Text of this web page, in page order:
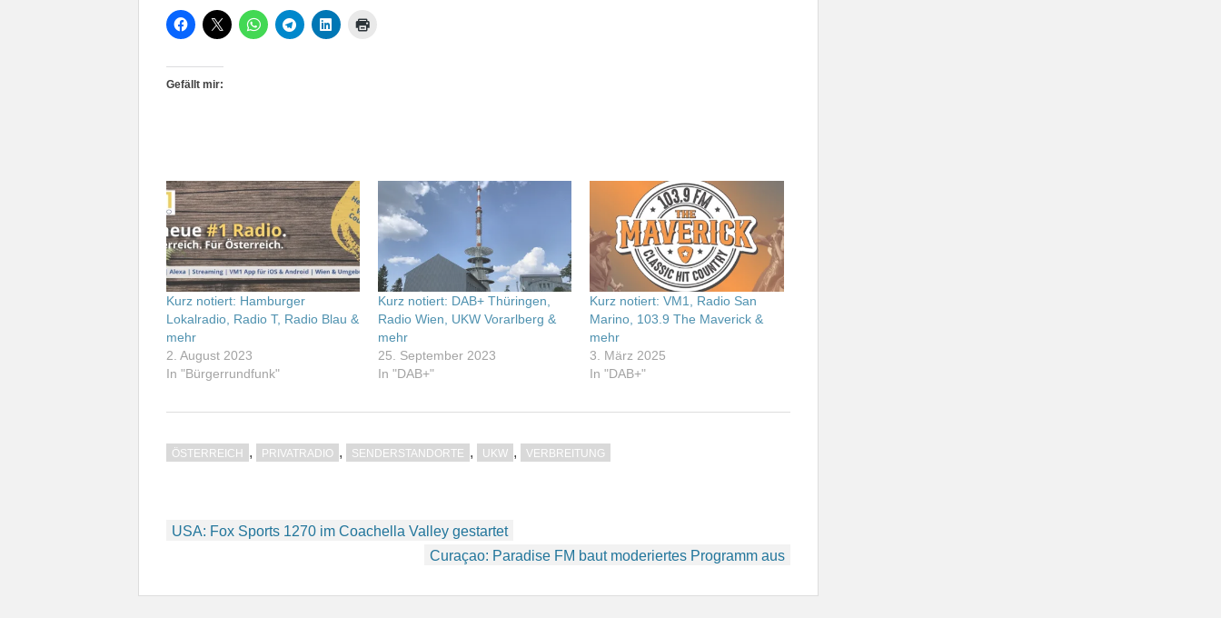
Gefällt mir:
Kurz notiert: Hamburger
Lokalradio, Radio T, Radio Blau &
mehr
2. August 2023
In "Bürgerrundfunk"
Kurz notiert: DAB+ Thüringen,
Radio Wien, UKW Vorarlberg &
mehr
25. September 2023
In "DAB+"
Kurz notiert: VM1, Radio San
Marino, 103.9 The Maverick &
mehr
3. März 2025
In "DAB+"
ÖSTERREICH , PRIVATRADIO , SENDERSTANDORTE , UKW , VERBREITUNG
Beitragsnavigation
USA: Fox Sports 1270 im Coachella Valley gestartet
Curaçao: Paradise FM baut moderiertes Programm aus